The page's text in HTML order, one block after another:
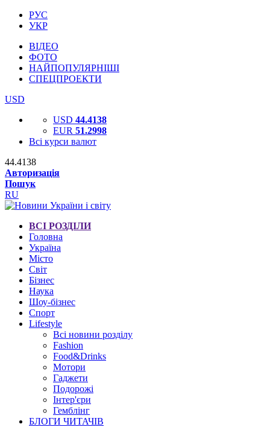
РУС
УКР
ВІДЕО
ФОТО
НАЙПОПУЛЯРНІШІ
СПЕЦПРОЕКТИ
USD
USD 44.4138
EUR 51.2998
Всі курси валют
44.4138
Авторизація
Пошук
RU
ВСІ РОЗДІЛИ
Головна
Україна
Місто
Світ
Бізнес
Наука
Шоу-бізнес
Спорт
Lifestyle
Всі новини розділу
Fashion
Food&Drinks
Мотори
Гаджети
Подорожі
Інтер'єри
Гемблінг
БЛОГИ ЧИТАЧІВ